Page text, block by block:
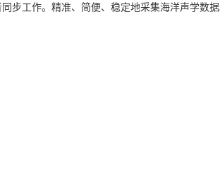
步工作。精准、简便、稳定地采集海洋声学数